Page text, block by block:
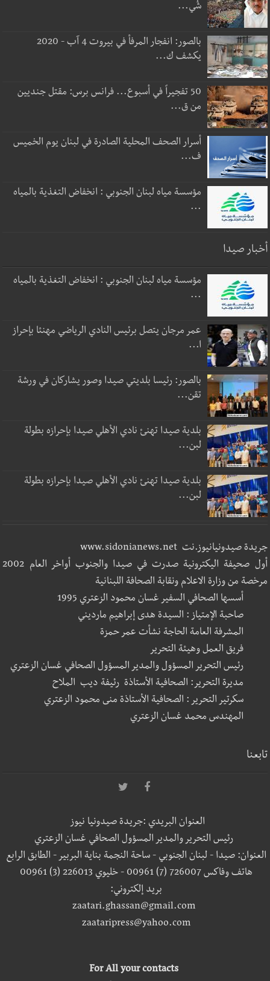
شُي...
بالصور: انفجار المرفأ في بيروت 4 آب - 2020
يكشف ك...
50 تفجيراً في أسبوع... فرانس برس: مقتل جنديين
من ق...
أسرار الصحف المحلية الصادرة في لبنان يوم الخميس
ف...
مؤسسة مياه لبنان الجنوبي : انخفاض التغذية بالمياه
...
أخبار صيدا
مؤسسة مياه لبنان الجنوبي : انخفاض التغذية بالمياه
...
عمر مرجان يتصل برئيس النادي الرياضي مهنئا بإحراز
ا...
بالصور: رئيسا بلديتي صيدا وصور يشاركان في ورشة
تقن...
بلدية صيدا تهنئ نادي الأهلي صيدا بإحرازه بطولة
لبن...
بلدية صيدا تهنئ نادي الأهلي صيدا بإحرازه بطولة
لبن...
جريدة صيدونيانيوز.نت www.sidonianews.net
أول صحيفة اليكترونية صدرت في صيدا والجنوب أواخر العام 2002
مرخصة من وزارة الاعلام ونقابة الصحافة اللبنانية
أسسها الصحافي السفير غسان محمود الزعتري 1995
صاحبة الإمتياز : السيدة هدى إبراهيم مارديني
المشرفة العامة الحاجة نشأت عمر حمزة
فريق العمل وهيئة التحرير
رئيس التحرير المسؤول والمدير المسؤول الصحافي غسان الزعتري
مديرة التحرير: الصحافية الأستاذة رئيفة ديب الملاح
سكرتير التحرير : الصحافية الأستاذة منى محمود الزعتري
المهندس محمد غسان الزعتري
تابعنا
العنوان البريدي :جريدة صيدونيا نيوز
رئيس التحرير والمدير المسؤول الصحافي غسان الزعتري
العنوان: صيدا - لبنان الجنوبي - ساحة النجمة بناية البربير - الطابق الرابع
هاتف وفاكس 726007 (7) 00961 - خليوي 226013 (3) 00961
بريد إلكتروني:
zaatari.ghassan@gmail.com
zaataripress@yahoo.com
For All your contacts